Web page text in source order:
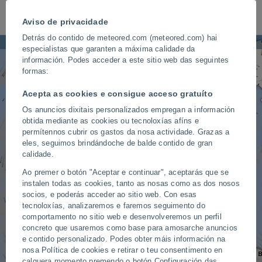
Aviso de privacidade
Detrás do contido de meteored.com (meteored.com) hai
especialistas que garanten a máxima calidade da
información. Podes acceder a este sitio web das seguintes
formas:
Acepta as cookies e consigue acceso gratuíto
Os anuncios dixitais personalizados empregan a información
obtida mediante as cookies ou tecnoloxías afíns e
permítennos cubrir os gastos da nosa actividade. Grazas a
eles, seguimos brindándoche de balde contido de gran
calidade.
Ao premer o botón "Aceptar e continuar", aceptarás que se
instalen todas as cookies, tanto as nosas como as dos nosos
socios, e poderás acceder ao sitio web. Con esas
tecnoloxías, analizaremos e faremos seguimento do
comportamento no sitio web e desenvolveremos un perfil
concreto que usaremos como base para amosarche anuncios
e contido personalizado. Podes obter máis información na
nosa Política de cookies e retirar o teu consentimento en
Descarga a aplicación favorita para os entusiastas do tempo.
Nubes, chuvia e neve
La Coruña
0.6
Oviedo
0.7
Brest